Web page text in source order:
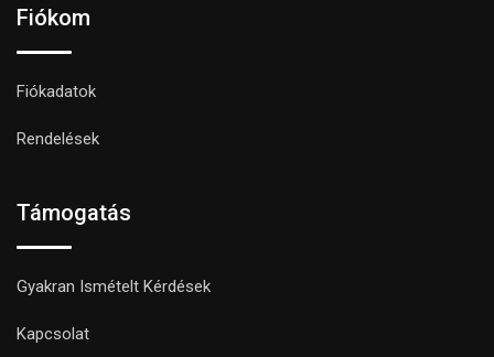
Fiókom
Fiókadatok
Rendelések
Támogatás
Gyakran Ismételt Kérdések
Kapcsolat